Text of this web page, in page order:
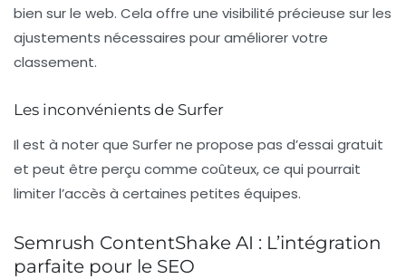
bien sur le web. Cela offre une visibilité précieuse sur les
ajustements nécessaires pour améliorer votre
classement.
Les inconvénients de Surfer
Il est à noter que Surfer ne propose pas d’essai gratuit
et peut être perçu comme coûteux, ce qui pourrait
limiter l’accès à certaines petites équipes.
Semrush ContentShake AI : L’intégration
parfaite pour le SEO